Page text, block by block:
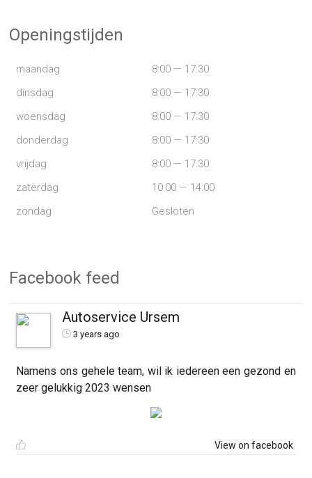
Openingstijden
maandag
8:00 — 17:30
dinsdag
8:00 — 17:30
woensdag
8:00 — 17:30
donderdag
8:00 — 17:30
vrijdag
8:00 — 17:30
zaterdag
10:00 — 14:00
zondag
Gesloten
Facebook feed
Autoservice Ursem
3 years ago
Namens ons gehele team, wil ik iedereen een gezond en
zeer gelukkig 2023 wensen
View on facebook